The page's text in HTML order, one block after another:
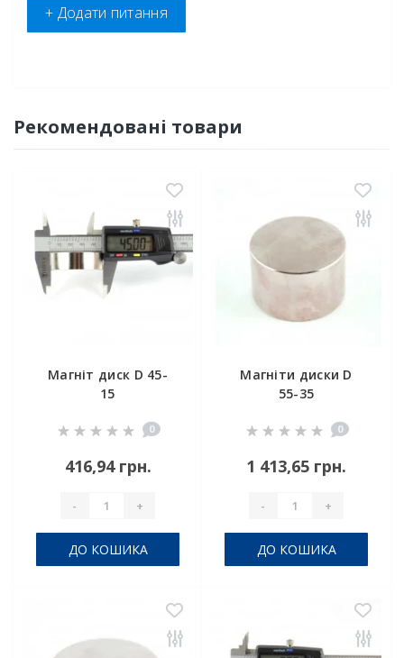
+ Додати питання
Рекомендовані товари
Магніт диск D 45-
15
0
416,94 грн.
- +
ДО КОШИКА
Магніти диски D
55-35
0
1 413,65 грн.
- +
ДО КОШИКА